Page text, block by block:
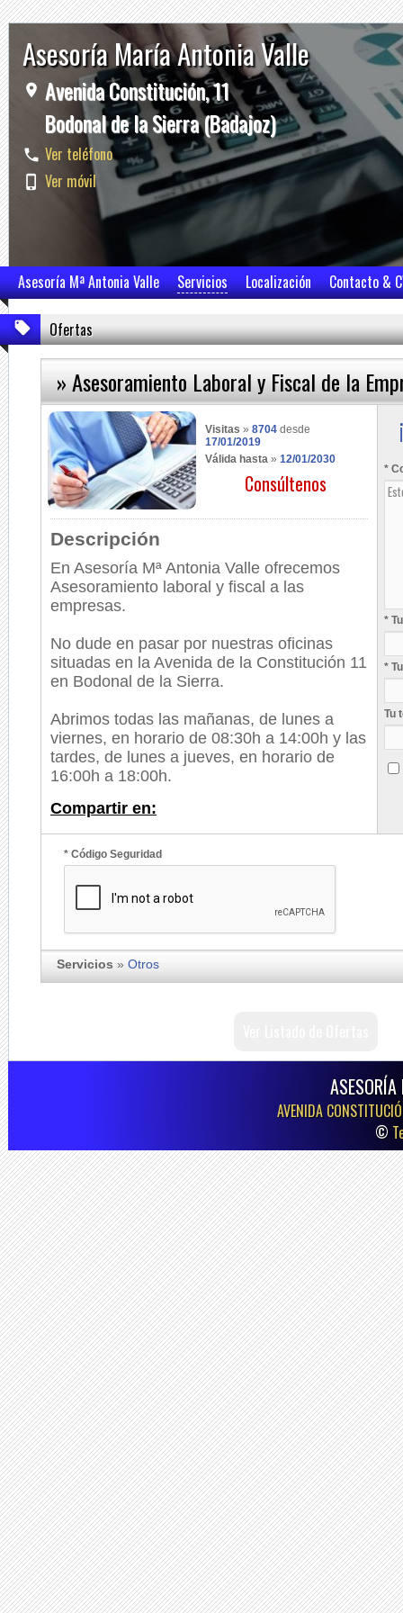
Asesoría María Antonia Valle
Avenida Constitución, 11
Bodonal de la Sierra (Badajoz)
Ver teléfono
Ver móvil
Asesoría Mª Antonia Valle Servicios Localización Contacto &
Ofertas
» Asesoramiento Laboral y Fiscal de la
Visitas » 8704 desde
17/01/2019
Válida hasta » 12/01/2030
Consúltenos
Descripción
En Asesoría Mª Antonia Valle ofrecemos
Asesoramiento laboral y fiscal a las
empresas.
No dude en pasar por nuestras oficinas
situadas en la Avenida de la Constitución 11
en Bodonal de la Sierra.
Abrimos todas las mañanas, de lunes a
viernes, en horario de 08:30h a 14:00h y las
tardes, de lunes a jueves, en horario de
16:00h a 18:00h.
Compartir en:
*
*
*
Tu
* Código Seguridad
Servicios » Otros
AVENIDA
©